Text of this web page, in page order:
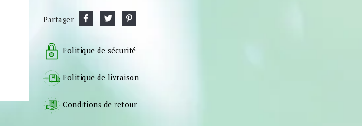
Partager
Politique de sécurité
Politique de livraison
Conditions de retour